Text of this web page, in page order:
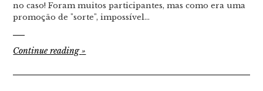
no caso! Foram muitos participantes, mas como era uma
promoção de "sorte", impossível…
Continue reading»